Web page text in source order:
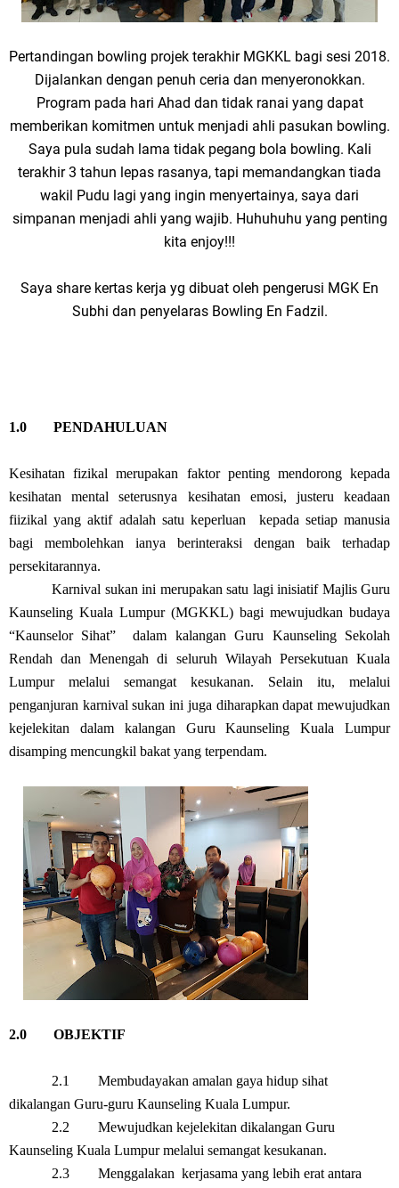
Pertandingan bowling projek terakhir MGKKL bagi sesi 2018.
Dijalankan dengan penuh ceria dan menyeronokkan.
Program pada hari Ahad dan tidak ranai yang dapat
memberikan komitmen untuk menjadi ahli pasukan bowling.
Saya pula sudah lama tidak pegang bola bowling. Kali
terakhir 3 tahun lepas rasanya, tapi memandangkan tiada
wakil Pudu lagi yang ingin menyertainya, saya dari
simpanan menjadi ahli yang wajib. Huhuhuhu yang penting
kita enjoy!!!
Saya share kertas kerja yg dibuat oleh pengerusi MGK En
Subhi dan penyelaras Bowling En Fadzil.
1.0 PENDAHULUAN
Kesihatan fizikal merupakan faktor penting mendorong kepada
kesihatan mental seterusnya kesihatan emosi, justeru keadaan
fiizikal yang aktif adalah satu keperluan kepada setiap manusia
bagi membolehkan ianya berinteraksi dengan baik terhadap
persekitarannya.
Karnival sukan ini merupakan satu lagi inisiatif Majlis Guru
Kaunseling Kuala Lumpur (MGKKL) bagi mewujudkan budaya
“Kaunselor Sihat” dalam kalangan Guru Kaunseling Sekolah
Rendah dan Menengah di seluruh Wilayah Persekutuan Kuala
Lumpur melalui semangat kesukanan. Selain itu, melalui
penganjuran karnival sukan ini juga diharapkan dapat mewujudkan
kejelekitan dalam kalangan Guru Kaunseling Kuala Lumpur
disamping mencungkil bakat yang terpendam.
2.0 OBJEKTIF
2.1 Membudayakan amalan gaya hidup sihat
dikalangan Guru-guru Kaunseling Kuala Lumpur.
2.2 Mewujudkan kejelekitan dikalangan Guru
Kaunseling Kuala Lumpur melalui semangat kesukanan.
2.3 Menggalakan kerjasama yang lebih erat antara